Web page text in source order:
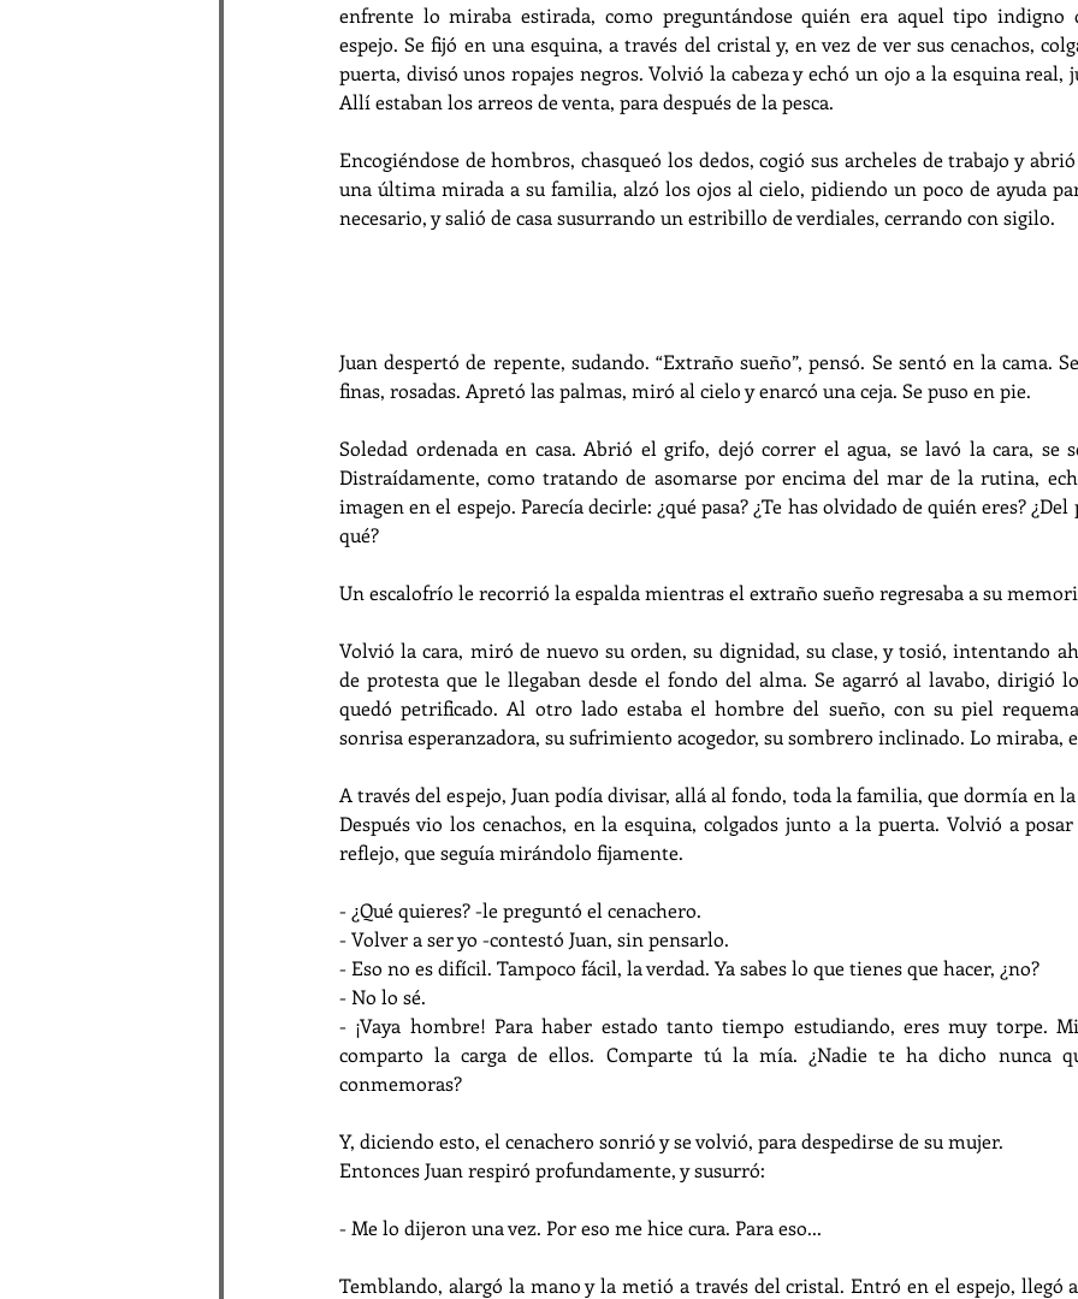
enfrente lo miraba estirada, como preguntándose quién era aquel tipo indigno
espejo. Se fijó en una esquina, a través del cristal y, en vez de ver sus cenachos,
puerta, divisó unos ropajes negros. Volvió la cabeza y echó un ojo a la esquina real,
Allí estaban los arreos de venta, para después de la pesca.
Encogiéndose de hombros, chasqueó los dedos, cogió sus archeles de trabajo y
una última mirada a su familia, alzó los ojos al cielo, pidiendo un poco de ayuda
necesario, y salió de casa susurrando un estribillo de verdiales, cerrando con sigilo.
Juan despertó de repente, sudando. “Extraño sueño”, pensó. Se sentó en la cama.
finas, rosadas. Apretó las palmas, miró al cielo y enarcó una ceja. Se puso en pie.
Soledad ordenada en casa. Abrió el grifo, dejó correr el agua, se lavó la cara, se
Distraídamente, como tratando de asomarse por encima del mar de la rutina,
imagen en el espejo. Parecía decirle: ¿qué pasa? ¿Te has olvidado de quién eres? ¿Del
qué?
Un escalofrío le recorrió la espalda mientras el extraño sueño regresaba a su
Volvió la cara, miró de nuevo su orden, su dignidad, su clase, y tosió, intentando
de protesta que le llegaban desde el fondo del alma. Se agarró al lavabo, dirigió
quedó petrificado. Al otro lado estaba el hombre del sueño, con su piel
sonrisa esperanzadora, su sufrimiento acogedor, su sombrero inclinado. Lo miraba,
A través del espejo, Juan podía divisar, allá al fondo, toda la familia, que dormía en
Después vio los cenachos, en la esquina, colgados junto a la puerta. Volvió a
reflejo, que seguía mirándolo fijamente.
- ¿Qué quieres? -le preguntó el cenachero.
- Volver a ser yo -contestó Juan, sin pensarlo.
- Eso no es difícil. Tampoco fácil, la verdad. Ya sabes lo que tienes que hacer, ¿no?
- No lo sé.
- ¡Vaya hombre! Para haber estado tanto tiempo estudiando, eres muy torpe.
comparto la carga de ellos. Comparte tú la mía. ¿Nadie te ha dicho nunca
conmemoras?
Y, diciendo esto, el cenachero sonrió y se volvió, para despedirse de su mujer.
Entonces Juan respiró profundamente, y susurró:
- Me lo dijeron una vez. Por eso me hice cura. Para eso...
Temblando, alargó la mano y la metió a través del cristal. Entró en el espejo, llegó